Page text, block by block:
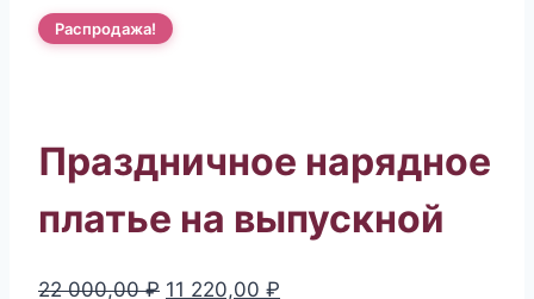
Распродажа!
Праздничное нарядное
платье на выпускной
22 000,00₽ Первоначальная
11 220,00 ₽